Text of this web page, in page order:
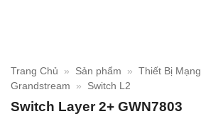
Trang Chủ » Sản phẩm » Thiết Bị Mạng
Grandstream
» Switch L2
Switch Layer 2+ GWN7803